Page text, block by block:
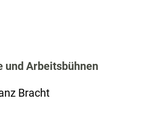
und Arbeitsbühnen
Bracht